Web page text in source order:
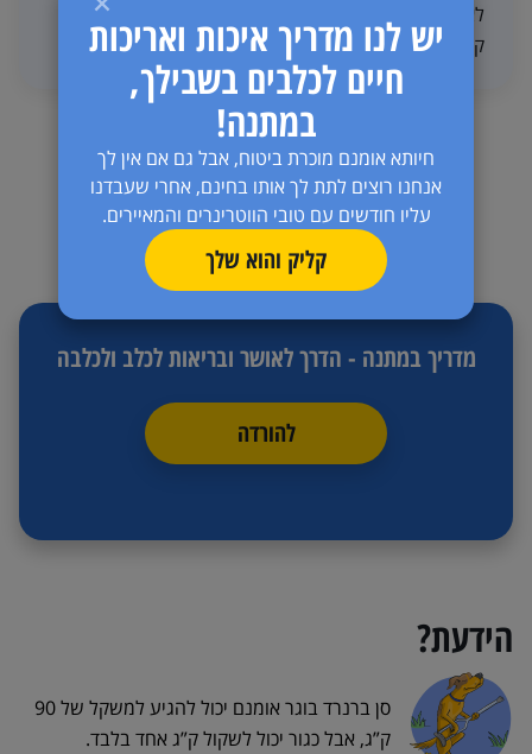
יש לנו מדריך איכות ואריכות
חיים לכלבים בשבילך,
במתנה!
חיותא אומנם מוכרת ביטוח, אבל גם אם אין לך
אנחנו רוצים לתת לך אותו בחינם, אחרי שעבדנו
עליו חודשים עם טובי הווטרינרים והמאיירים.
קליק והוא שלך
לאילוף. חשוב לתת דגש על כל נושא משיכת הרצועה שכן
קשה מאוד לשנות הרגל זה בגיל בוגר יותר.
מדריך במתנה - הדרך לאושר ובריאות לכלב ולכלבה
להורדה
הידעת?
סן ברנרד בוגר אומנם יכול להגיע למשקל של 90
ק”ג, אבל כגור יכול לשקול ק”ג אחד בלבד.